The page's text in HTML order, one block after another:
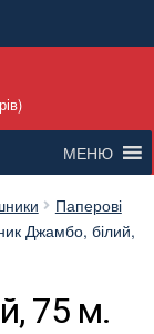
МЕНЮ
Паперові
Джамбо, білий,
75 м.